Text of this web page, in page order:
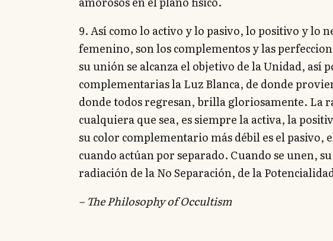
9. Así como lo activo y lo pasivo, lo positivo y lo
femenino, son los complementos y las
su unión se alcanza el objetivo de la Unidad, así
complementarias la Luz Blanca, de donde
donde todos regresan, brilla gloriosamente. La
cualquiera que sea, es siempre la activa, la
su color complementario más débil es el pasivo,
cuando actúan por separado. Cuando se unen,
radiación de la No Separación, de la
– The Philosophy of Occultism